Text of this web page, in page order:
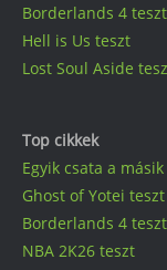
Borderlands 4 teszt
Hell is Us teszt
Lost Soul Aside
Top cikkek
Egyik csata a
Ghost of Yotei teszt
Borderlands 4 teszt
NBA 2K26 teszt